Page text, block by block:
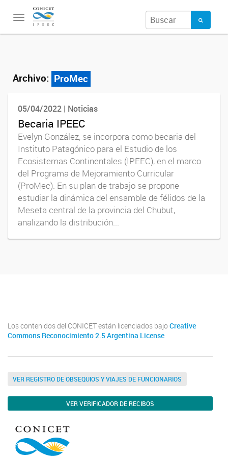
Toggle
Archivo: ProMec
05/04/2022 | Noticias
Becaria IPEEC
Evelyn González, se incorpora como becaria del
Instituto Patagónico para el Estudio de los
Ecosistemas Continentales (IPEEC), en el marco
del Programa de Mejoramiento Curricular
(ProMec). En su plan de trabajo se propone
estudiar la dinámica del ensamble de félidos de la
Meseta central de la provincia del Chubut,
analizando la distribución...
Los contenidos del CONICET están licenciados bajo Creative
Commons Reconocimiento 2.5 Argentina License
VER REGISTRO DE OBSEQUIOS Y VIAJES DE FUNCIONARIOS
VER VERIFICADOR DE RECIBOS